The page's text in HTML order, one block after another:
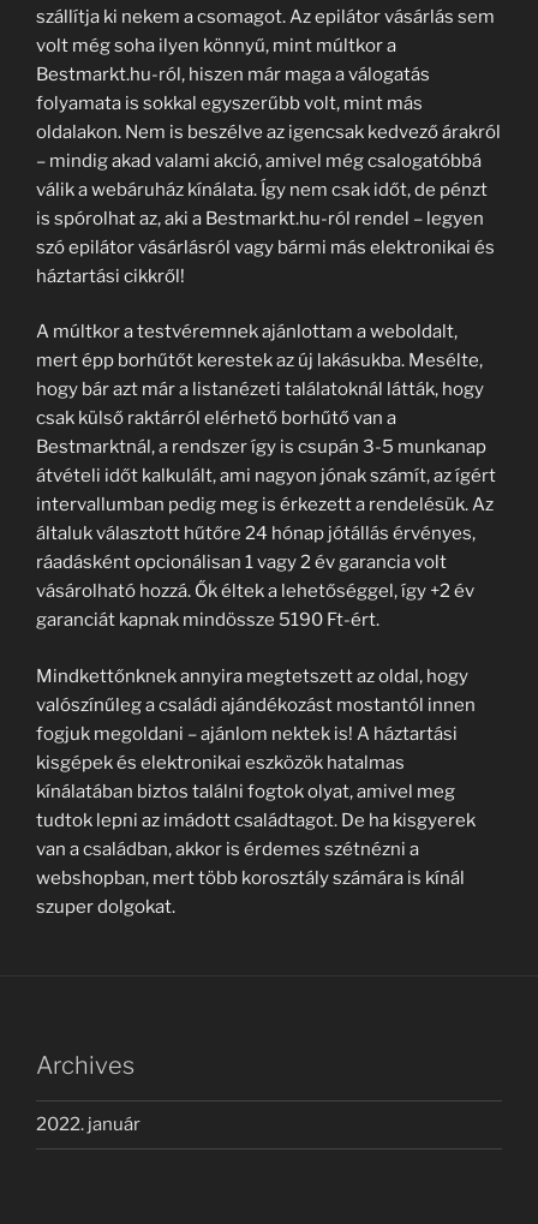
szállítja ki nekem a csomagot. Az epilátor vásárlás sem
volt még soha ilyen könnyű, mint múltkor a
Bestmarkt.hu-ról, hiszen már maga a válogatás
folyamata is sokkal egyszerűbb volt, mint más
oldalakon. Nem is beszélve az igencsak kedvező árakról
– mindig akad valami akció, amivel még csalogatóbbá
válik a webáruház kínálata. Így nem csak időt, de pénzt
is spórolhat az, aki a Bestmarkt.hu-ról rendel – legyen
szó epilátor vásárlásról vagy bármi más elektronikai és
háztartási cikkről!
A múltkor a testvéremnek ajánlottam a weboldalt,
mert épp borhűtőt kerestek az új lakásukba. Mesélte,
hogy bár azt már a listanézeti találatoknál látták, hogy
csak külső raktárról elérhető borhűtő van a
Bestmarktnál, a rendszer így is csupán 3-5 munkanap
átvételi időt kalkulált, ami nagyon jónak számít, az ígért
intervallumban pedig meg is érkezett a rendelésük. Az
általuk választott hűtőre 24 hónap jótállás érvényes,
ráadásként opcionálisan 1 vagy 2 év garancia volt
vásárolható hozzá. Ők éltek a lehetőséggel, így +2 év
garanciát kapnak mindössze 5190 Ft-ért.
Mindkettőnknek annyira megtetszett az oldal, hogy
valószínűleg a családi ajándékozást mostantól innen
fogjuk megoldani – ajánlom nektek is! A háztartási
kisgépek és elektronikai eszközök hatalmas
kínálatában biztos találni fogtok olyat, amivel meg
tudtok lepni az imádott családtagot. De ha kisgyerek
van a családban, akkor is érdemes szétnézni a
webshopban, mert több korosztály számára is kínál
szuper dolgokat.
Archives
2022. január